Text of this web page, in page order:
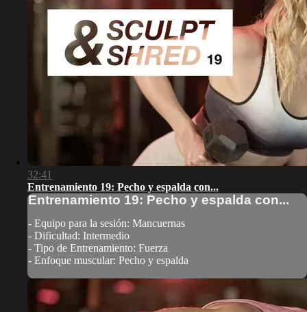
32:41
Entrenamiento 19: Pecho y espalda con...
Entrenamiento 19: Pecho y espalda con...
- Equipo para la sesión: Mancuernas
- Dificultad: Intermedio
- Tipo de Entrenamiento: Fuerza
- Enfoque muscular: Pecho y espalda